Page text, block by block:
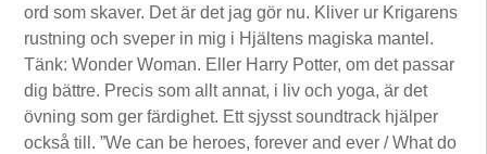
ord som skaver. Det är det jag gör nu. Kliver ur Krigarens
rustning och sveper in mig i Hjältens magiska mantel.
Tänk: Wonder Woman. Eller Harry Potter, om det passar
dig bättre. Precis som allt annat, i liv och yoga, är det
övning som ger färdighet. Ett sjysst soundtrack hjälper
också till. ”We can be heroes, forever and ever / What do